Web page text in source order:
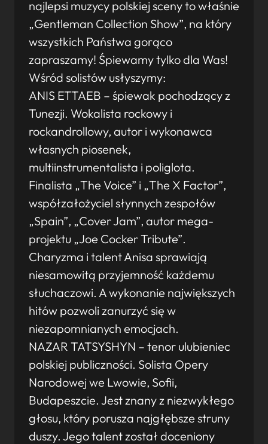
najlepsi muzycy polskiej sceny to właśnie
„Gentleman Collection Show”, na który
wszystkich Państwa gorąco
zapraszamy! Śpiewamy tylko dla Was!
Wśród solistów usłyszymy:
ANIS ETTAEB – śpiewak pochodzący z
Tunezji. Wokalista rockowy i
rockandrollowy, autor i wykonawca
własnych piosenek,
multiinstrumentalista i poliglota.
Finalista „The Voice” i „The X Factor”,
współzałożyciel słynnych zespołów
„Spain”, „Cover Jam”, autor mega-
projektu „Joe Cocker Tribute”.
Charyzma i talent Anisa sprawiają
niesamowitą przyjemność każdemu
słuchaczowi. A wykonanie największych
hitów pozwoli zanurzyć się w
niezapomnianych emocjach.
NAZAR TATSYSHYN – tenor ulubieniec
polskiej publiczności. Solista Opery
Narodowej we Lwowie, Sofii,
Budapeszcie. Jest znany z niezwykłego
głosu, który porusza najgłębsze struny
duszy. Jego talent został doceniony